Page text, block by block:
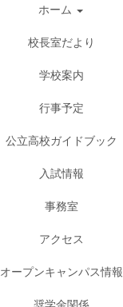
ホーム
校長室だより
学校案内
行事予定
公立高校ガイドブック
入試情報
事務室
アクセス
オープンキャンパス情報